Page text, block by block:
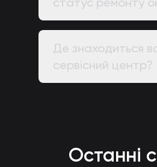
Де знаходиться
сервісний центр?
Останні